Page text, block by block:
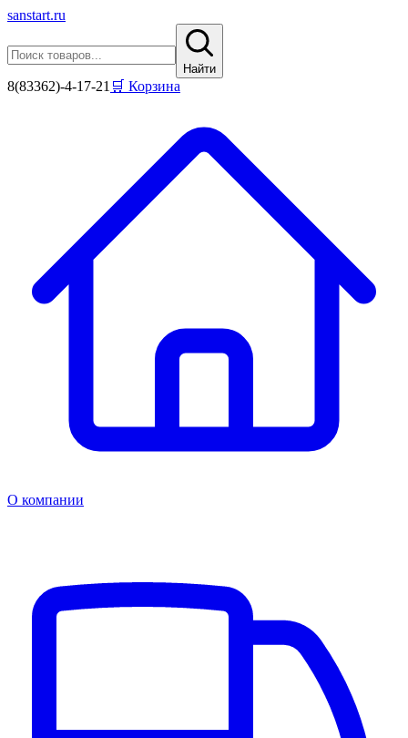
sanstart.ru
Найти
8(83362)-4-17-21 🛒 Корзина
О компании